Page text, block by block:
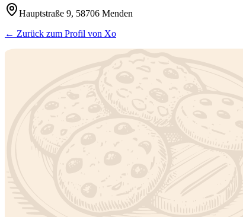
Hauptstraße 9, 58706 Menden
← Zurück zum Profil von Xo